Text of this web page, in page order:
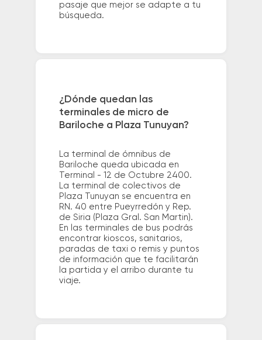
pasaje que mejor se adapte a tu
búsqueda.
¿Dónde quedan las
terminales de micro de
Bariloche a Plaza Tunuyan?
La terminal de ómnibus de
Bariloche queda ubicada en
Terminal - 12 de Octubre 2400.
La terminal de colectivos de
Plaza Tunuyan se encuentra en
RN. 40 entre Pueyrredón y Rep.
de Siria (Plaza Gral. San Martin).
En las terminales de bus podrás
encontrar kioscos, sanitarios,
paradas de taxi o remis y puntos
de información que te facilitarán
la partida y el arribo durante tu
viaje.